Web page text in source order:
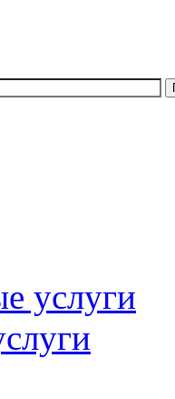
услуги